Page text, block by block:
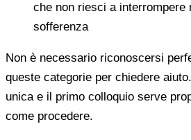
che non riesci a interrompere
sofferenza
Non è necessario riconoscersi
queste categorie per chiedere
unica e il primo colloquio serve
come procedere.